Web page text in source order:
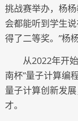
挑战赛举办，杨
会都能听到学生
得了二等奖。”杨
从2022年开
南杯”量子计算编
量子计算创新发
才。